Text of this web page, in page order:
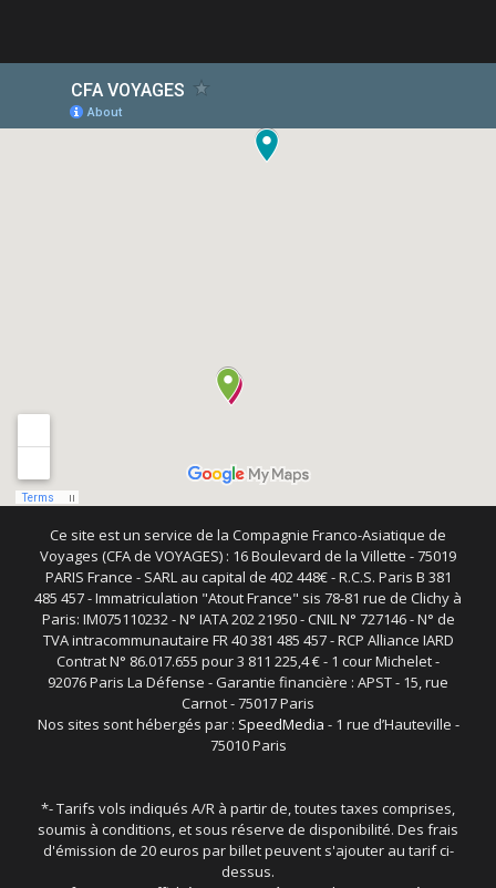
Ce site est un service de la Compagnie Franco-Asiatique de
Voyages (CFA de VOYAGES) : 16 Boulevard de la Villette - 75019
PARIS France - SARL au capital de 402 448€ - R.C.S. Paris B 381
485 457 - Immatriculation "Atout France" sis 78-81 rue de Clichy à
Paris: IM075110232 - N° IATA 202 21950 - CNIL N° 727146 - N° de
TVA intracommunautaire FR 40 381 485 457 - RCP Alliance IARD
Contrat N° 86.017.655 pour 3 811 225,4 € - 1 cour Michelet -
92076 Paris La Défense - Garantie financière : APST - 15, rue
Carnot - 75017 Paris
Nos sites sont hébergés par : SpeedMedia - 1 rue d’Hauteville -
75010 Paris
*- Tarifs vols indiqués A/R à partir de, toutes taxes comprises,
soumis à conditions, et sous réserve de disponibilité. Des frais
d'émission de 20 euros par billet peuvent s'ajouter au tarif ci-
dessus.